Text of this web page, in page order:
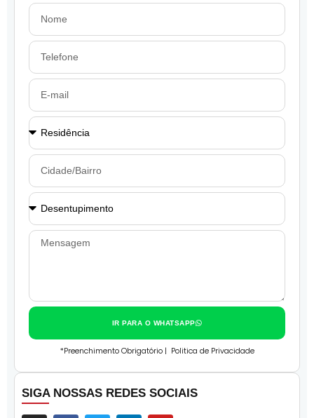
IR PARA O WHATSAPP
*Preenchimento Obrigatório | Politica de Privacidade
SIGA NOSSAS REDES SOCIAIS